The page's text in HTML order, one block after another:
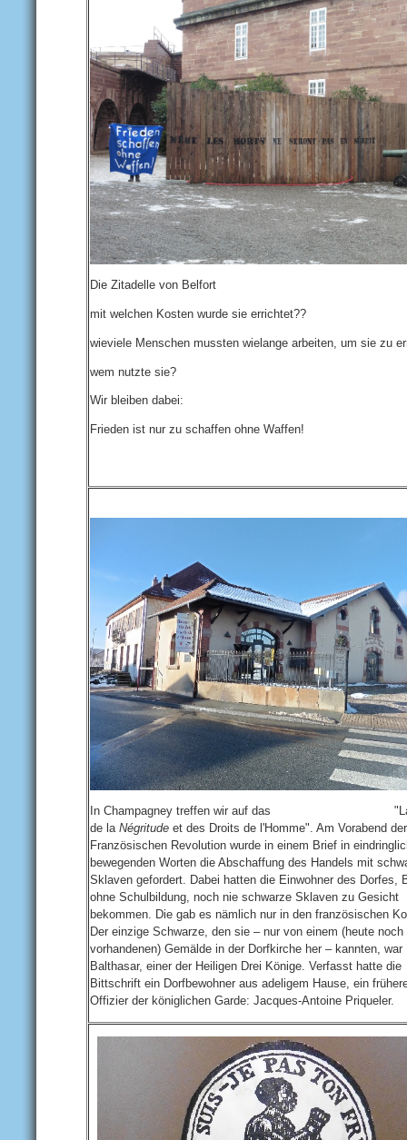
Die Zitadelle von Belfort
mit welchen Kosten wurde sie errichtet??
wieviele Menschen mussten wielange arbeiten, um sie zu
wem nutzte sie?
Wir bleiben dabei:
Frieden ist nur zu schaffen ohne Waffen!
In Champagney treffen wir auf das "
de la Négritude et des Droits de l'Homme". Am Vorabend der
Französischen Revolution wurde in einem Brief in
bewegenden Worten die Abschaffung des Handels mit
Sklaven gefordert. Dabei hatten die Einwohner des Dorfes,
ohne Schulbildung, noch nie schwarze Sklaven zu Gesicht
bekommen. Die gab es nämlich nur in den französischen
Der einzige Schwarze, den sie – nur von einem (heute noch
vorhandenen) Gemälde in der Dorfkirche her – kannten, war
Balthasar, einer der Heiligen Drei Könige. Verfasst hatte die
Bittschrift ein Dorfbewohner aus adeligem Hause, ein
Offizier der königlichen Garde: Jacques-Antoine Priqueler.